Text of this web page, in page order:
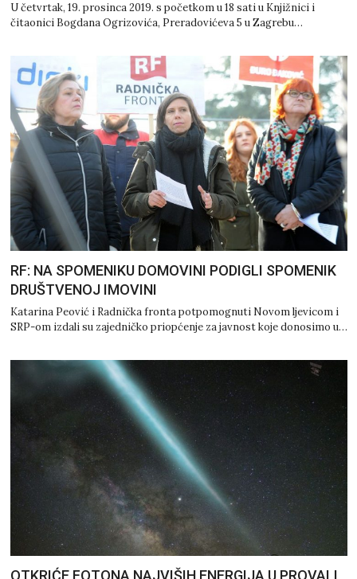
U četvrtak, 19. prosinca 2019. s početkom u 18 sati u Knjižnici i
čitaonici Bogdana Ogrizovića, Preradovićeva 5 u Zagrebu…
RF: NA SPOMENIKU DOMOVINI PODIGLI SPOMENIK
DRUŠTVENOJ IMOVINI
Katarina Peović i Radnička fronta potpomognuti Novom ljevicom i
SRP-om izdali su zajedničko priopćenje za javnost koje donosimo u…
OTKRIĆE FOTONA NAJVIŠIH ENERGIJA U PROVALI